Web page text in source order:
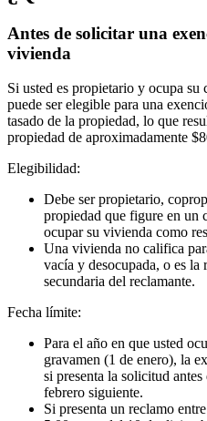
Antes de solicitar una
vivienda
Si usted es propietario y ocupa su
puede ser elegible para una
tasado de la propiedad, lo que
propiedad de aproximadamente
Elegibilidad:
Debe ser propietario,
propiedad que figure en un
ocupar su vivienda como
Una vivienda no califica
vacía y desocupada, o es la
secundaria del reclamante.
Fecha límite:
Para el año en que usted
gravamen (1 de enero), la
si presenta la solicitud
febrero siguiente.
Si presenta un reclamo